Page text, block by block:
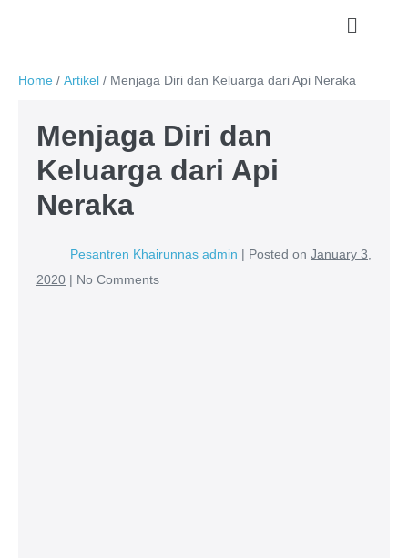
Home / Artikel / Menjaga Diri dan Keluarga dari Api Neraka
Menjaga Diri dan
Keluarga dari Api
Neraka
Pesantren Khairunnas admin | Posted on January 3,
2020 | No Comments